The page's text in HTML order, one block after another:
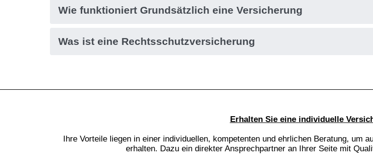
Wie funktioniert Grundsätzlich eine Versicherung
Was ist eine Rechtsschutzversicherung
Erhalten Sie eine individuelle
Ihre Vorteile liegen in einer individuellen, kompetenten und ehrlichen Beratung, um
erhalten. Dazu ein direkter Ansprechpartner an Ihrer Seite mit